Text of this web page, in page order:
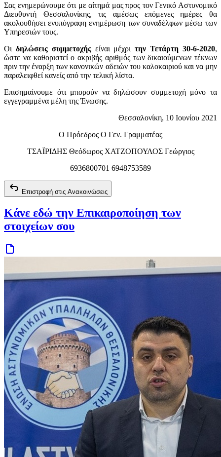
Σας ενημερώνουμε ότι με αίτημά μας προς τον Γενικό Αστυνομικό
Διευθυντή Θεσσαλονίκης, τις αμέσως επόμενες ημέρες θα
ακολουθήσει ενυπόγραφη ενημέρωση των συναδέλφων μέσω των
Υπηρεσιών τους.
Οι δηλώσεις συμμετοχήςείναι μέχριτην Τετάρτη 30-6-2020,
ώστε να καθοριστεί ο ακριβής αριθμός των δικαιούμενων τέκνων
πριν την έναρξη των κανονικών αδειών του καλοκαιριού και να μην
παραλειφθεί κανείς από την τελική λίστα.
Επισημαίνουμε ότι μπορούν να δηλώσουν συμμετοχή μόνο τα
εγγεγραμμένα μέλη της Ένωσης.
Θεσσαλονίκη, 10 Ιουνίου 2021
Ο Πρόεδρος Ο Γεν. Γραμματέας
ΤΣΑΪΡΙΔΗΣ Θεόδωρος ΧΑΤΖΟΠΟΥΛΟΣ Γεώργιος
6936800701 6948753589
Επιστροφή στις Ανακοινώσεις
Κάνε εδώ την Επικαιροποίηση των
στοιχείων σου